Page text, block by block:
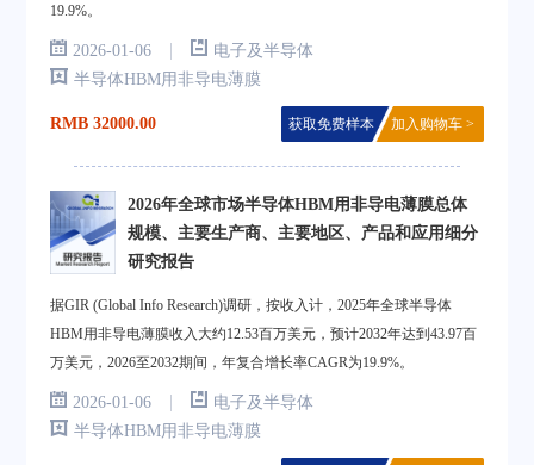
19.9%。
2026-01-06 |
电子及半导体
半导体HBM用非导电薄膜
RMB 32000.00 获取免费样本 加入购物车 >
2026年全球市场半导体HBM用非导电薄膜总体
规模、主要生产商、主要地区、产品和应用细分
研究报告
据GIR (Global Info Research)调研，按收入计，2025年全球半导体
HBM用非导电薄膜收入大约12.53百万美元，预计2032年达到43.97百
万美元，2026至2032期间，年复合增长率CAGR为19.9%。
2026-01-06 |
电子及半导体
半导体HBM用非导电薄膜